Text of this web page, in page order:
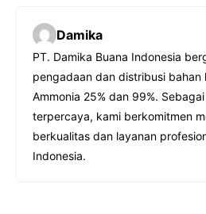
c
e
b
o
o
k
t
s
A
p
p
s
e
n
g
e
e
g
r
a
m
Damika
PT. Damika Buana Indonesia
pengadaan dan distribusi bahan
Ammonia 25% dan 99%.
terpercaya, kami berkomitmen
berkualitas dan layanan
Indonesia.